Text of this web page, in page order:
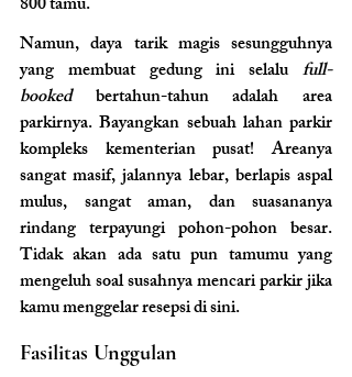
Namun, daya tarik magis sesungguhnya
yang membuat gedung ini selalu full-
booked bertahun-tahun adalah area
parkirnya. Bayangkan sebuah lahan parkir
kompleks kementerian pusat! Areanya
sangat masif, jalannya lebar, berlapis aspal
mulus, sangat aman, dan suasananya
rindang terpayungi pohon-pohon besar.
Tidak akan ada satu pun tamumu yang
mengeluh soal susahnya mencari parkir jika
kamu menggelar resepsi di sini.
Fasilitas Unggulan